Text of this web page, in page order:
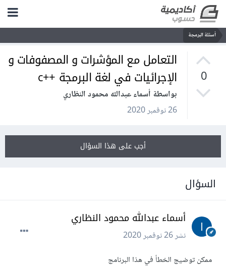
أسئلة البرمجة
0
التعامل مع المؤشرات و المصفوفات و
الإجرائيات في لغة البرمجة ++c
بواسطة أسماء عبدالله محمود النظاري
26 نوفمبر 2020
أجب على هذا السؤال
السؤال
أسماء عبدالله محمود النظاري
نشر26 نوفمبر 2020
ممكن توضيج الخطأ في هذا البرنامج